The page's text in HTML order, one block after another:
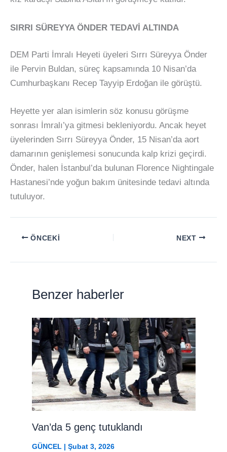
SIRRI SÜREYYA ÖNDER TEDAVİ ALTINDA
DEM Parti İmralı Heyeti üyeleri Sırrı Süreyya Önder
ile Pervin Buldan, süreç kapsamında 10 Nisan’da
Cumhurbaşkanı Recep Tayyip Erdoğan ile görüştü.
Heyette yer alan isimlerin söz konusu görüşme
sonrası İmralı’ya gitmesi bekleniyordu. Ancak heyet
üyelerinden Sırrı Süreyya Önder, 15 Nisan’da aort
damarının genişlemesi sonucunda kalp krizi geçirdi.
Önder, halen İstanbul’da bulunan Florence Nightingale
Hastanesi’nde yoğun bakım ünitesinde tedavi altında
tutuluyor.
ÖNCEKI NEXT
Benzer haberler
Van’da 5 genç tutuklandı
GÜNCEL | Şubat 3, 2026